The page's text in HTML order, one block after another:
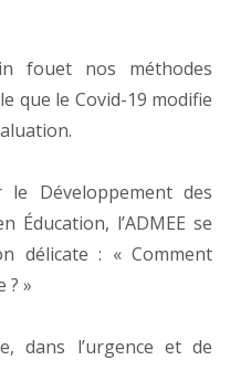
fouet nos méthodes
que le Covid-19 modifie
le Développement des
Éducation, l’ADMEE se
délicate : « Comment
? »
dans l’urgence et de